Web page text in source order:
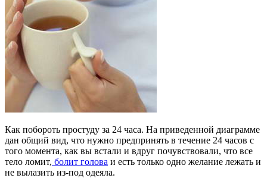
Как побороть простуду за 24 часа. На приведенной диаграмме
дан общий вид, что нужно предпринять в течение 24 часов с
того момента, как вы встали и вдруг почувствовали, что все
тело ломит, болит голова и есть только одно желание лежать и
не вылазить из-под одеяла.